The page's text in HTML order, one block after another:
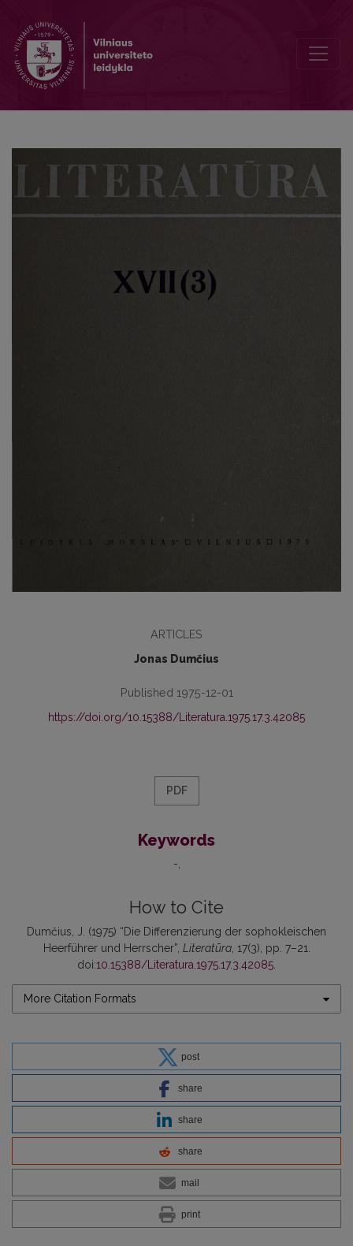
ARTICLES
Jonas Dumčius
Published 1975-12-01
https://doi.org/10.15388/Literatura.1975.17.3.42085
PDF
Keywords
-
How to Cite
Dumčius, J. (1975) “Die Differenzierung der sophokleischen
Heerführer und Herrscher”, Literatūra, 17(3), pp. 7–21.
doi:10.15388/Literatura.1975.17.3.42085.
More Citation Formats
post
share
share
share
mail
print